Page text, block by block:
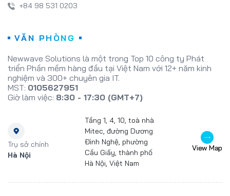
+84 98 531 0203
VĂN PHÒNG
Newwave Solutions là một trong Top 10 công ty Phát
triển Phần mềm hàng đầu tại Việt Nam với 12+ năm kinh
nghiệm và 300+ chuyên gia IT.
MST: 0105627951
Giờ làm việc: 8:30 - 17:30 (GMT+7)
Trụ sở chính
Hà Nội
Tầng 1, 4, 10, toà nhà
Mitec, đường Dương
Đình Nghệ, phường
Cầu Giấy, thành phố
Hà Nội, Việt Nam
View Map